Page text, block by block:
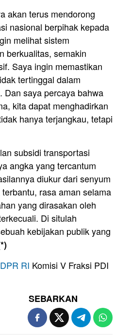
akan terus mendorong
nasional berpihak kepada
melihat sistem
berkualitas, semakin
Saya ingin memastikan
tertinggal dalam
Dan saya percaya bahwa
kita dapat menghadirkan
hanya terjangkau, tetapi
subsidi transportasi
angka yang tercantum
diukur dari senyum
rasa aman selama
yang dirasakan oleh
Di situlah
kebijakan publik yang
DPR RI Komisi V Fraksi PDI
SEBARKAN